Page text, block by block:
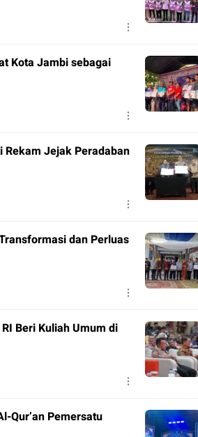
Kota Jambi sebagai
Jejak Peradaban
dan Perluas
Beri Kuliah Umum di
Qur’an Pemersatu